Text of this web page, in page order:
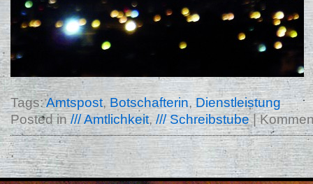
Tags:Amtspost, Botschafterin,Dienstleistung
Posted in/// Amtlichkeit,/// Schreibstube|